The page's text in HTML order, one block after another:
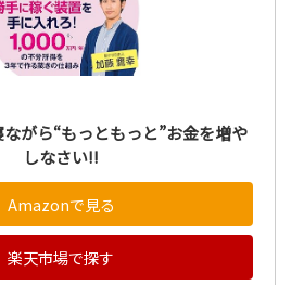
がら“もっともっと”お金を増や
しなさい!!
Amazonで見る
楽天市場で探す